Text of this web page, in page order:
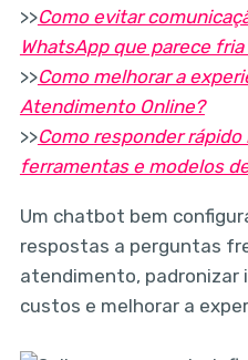
>>Como evitar
WhatsApp que parece
>>Como melhorar a
Atendimento Online?
>>Como responder rápido
ferramentas e modelos
Um chatbot bem
respostas a perguntas
atendimento, padronizar
custos e melhorar a